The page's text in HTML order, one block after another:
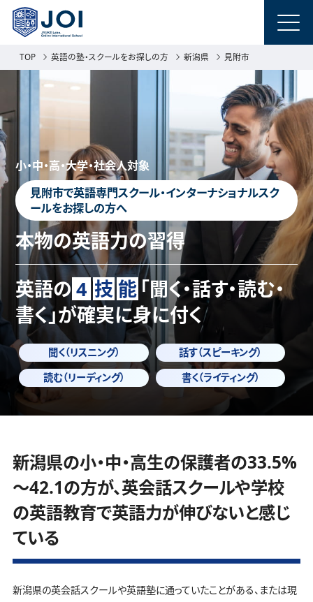
TOP 英語の塾・スクールをお探しの方 新潟県 見附市
小・中・高・大学・社会人対象
見附市で英語専門スクール・インターナショナルスク
ールをお探しの方へ
本物の英語力の習得
英語の 4 技能 「聞く・話す・読む・
書く」が確実に身に付く
聞く（リスニング）
話す（スピーキング）
読む（リーディング）
書く（ライティング）
新潟県の小・中・高生の保護者の33.5%
～42.1の方が、英会話スクールや学校
の英語教育で英語力が伸びないと感じ
ている
新潟県の英会話スクールや英語塾に通っていたことがある、または現